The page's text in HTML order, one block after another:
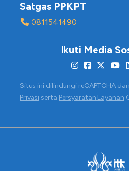
Satgas PPKPT
0811541490
Ikuti Media
Situs ini dilindungi reCAPTCHA
Privasi serta Persyaratan Layanan